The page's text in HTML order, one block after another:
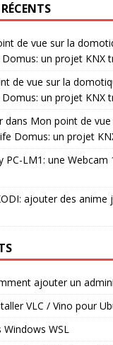
de vue sur la
un projet KNX
de vue sur la
un projet KNX
dans Mon point de
Domus: un projet
PC-LM1: une Webcam
ajouter des anime
ajouter un
VLC / Vino pour
WSL